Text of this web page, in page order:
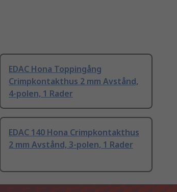
EDAC Hona Toppingång
Crimpkontakthus 2 mm Avstånd,
4-polen, 1 Rader
EDAC 140 Hona Crimpkontakthus
2 mm Avstånd, 3-polen, 1 Rader